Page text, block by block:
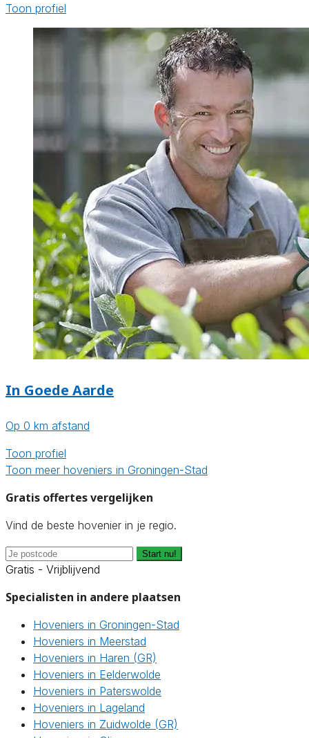
Toon profiel
In Goede Aarde
Op 0 km afstand
Toon profiel
Toon meer hoveniers in Groningen-Stad
Gratis offertes vergelijken
Vind de beste hovenier in je regio.
Start nu!
Gratis - Vrijblijvend
Specialisten in andere plaatsen
Hoveniers in Groningen-Stad
Hoveniers in Meerstad
Hoveniers in Haren (GR)
Hoveniers in Eelderwolde
Hoveniers in Paterswolde
Hoveniers in Lageland
Hoveniers in Zuidwolde (GR)